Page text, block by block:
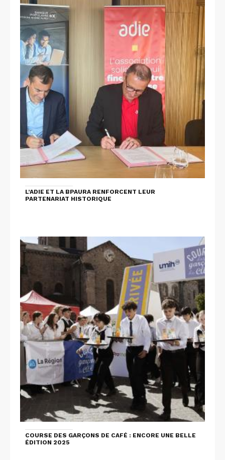
L’ADIE ET LA BPAURA RENFORCENT LEUR
PARTENARIAT HISTORIQUE
COURSE DES GARÇONS DE CAFÉ : ENCORE UNE BELLE
ÉDITION 2025